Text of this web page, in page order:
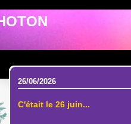
26/06/2026
C'était le 26 juin...